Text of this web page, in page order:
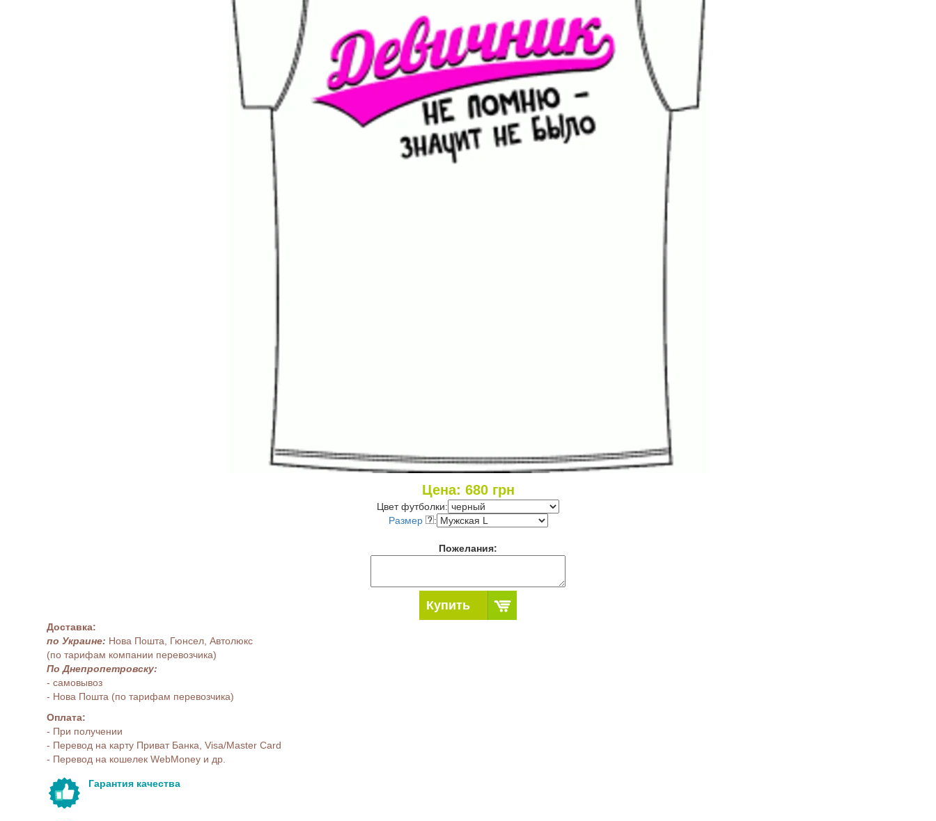
Цена: 680грн
Цвет футболки:
Размер
:
Пожелания:
Купить
Доставка:
по Украине: Нова Пошта, Гюнсел, Автолюкс
(по тарифам компании перевозчика)
По Днепропетровску:
- самовывоз
- Нова Пошта (по тарифам перевозчика)
Оплата:
- При получении
- Перевод на карту Приват Банка, Visa/Master Card
- Перевод на кошелек WebMoney и др.
Гарантия качества